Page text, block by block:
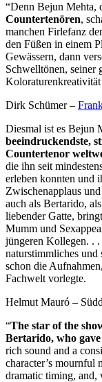
“Denn Bejun Mehta,
Countertenören,
manchen Firlefanz
den Füßen in einem
Gewässern, dann
Schwelltönen, seiner
Dirk Schümer –
Diesmal ist es Bejun
beeindruckendste,
Countertenor
die ihn seit
erleben konnten und
Zwischenapplaus
auch als Bertarido,
liebender Gatte,
Mumm und
jüngeren Kollegen. .
naturstimmliches und
schon die
Fachwelt vorlegte.
Helmut Mauró –
“The star of the
Bertarido, who
rich sound and a
character’s mournful
dramatic timing, and,